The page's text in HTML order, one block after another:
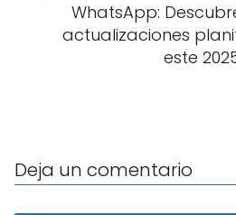
WhatsApp:
actualizaciones
este
Deja un comentario